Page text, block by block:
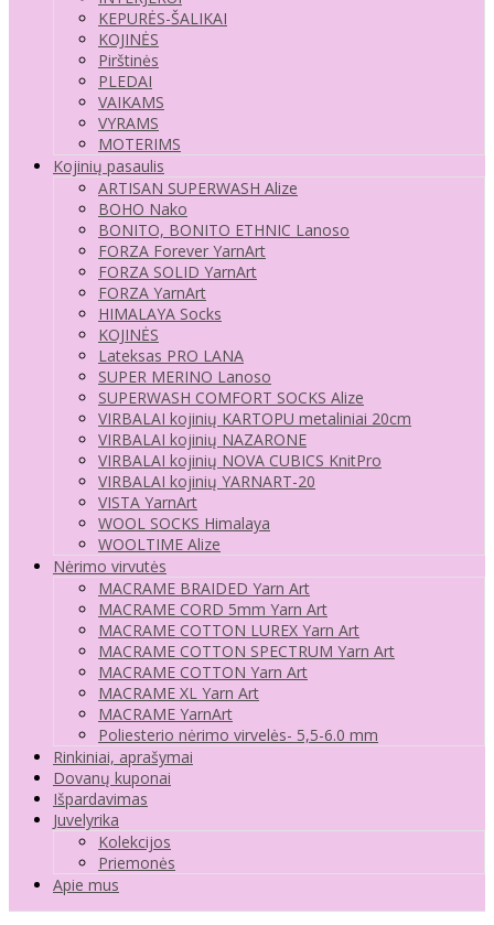
KEPURĖS-ŠALIKAI
KOJINĖS
Pirštinės
PLEDAI
VAIKAMS
VYRAMS
MOTERIMS
Kojinių pasaulis
ARTISAN SUPERWASH Alize
BOHO Nako
BONITO, BONITO ETHNIC Lanoso
FORZA Forever YarnArt
FORZA SOLID YarnArt
FORZA YarnArt
HIMALAYA Socks
KOJINĖS
Lateksas PRO LANA
SUPER MERINO Lanoso
SUPERWASH COMFORT SOCKS Alize
VIRBALAI kojinių KARTOPU metaliniai 20cm
VIRBALAI kojinių NAZARONE
VIRBALAI kojinių NOVA CUBICS KnitPro
VIRBALAI kojinių YARNART-20
VISTA YarnArt
WOOL SOCKS Himalaya
WOOLTIME Alize
Nėrimo virvutės
MACRAME BRAIDED Yarn Art
MACRAME CORD 5mm Yarn Art
MACRAME COTTON LUREX Yarn Art
MACRAME COTTON SPECTRUM Yarn Art
MACRAME COTTON Yarn Art
MACRAME XL Yarn Art
MACRAME YarnArt
Poliesterio nėrimo virvelės- 5,5-6.0 mm
Rinkiniai, aprašymai
Dovanų kuponai
Išpardavimas
Juvelyrika
Kolekcijos
Priemonės
Apie mus